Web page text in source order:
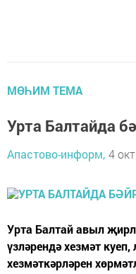
МӨҺИМ ТЕМА
Урта Балтайда
Апастово-информ, 4
Урта Балтай авыл
үзләрендә хезмәт
хезмәткәрләрен